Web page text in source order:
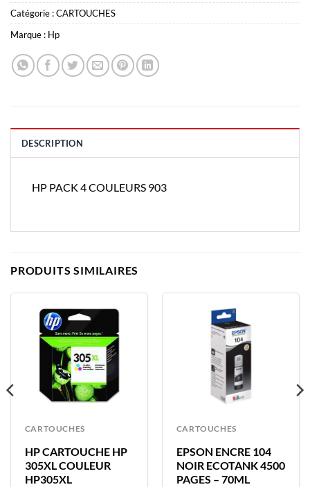
Catégorie :CARTOUCHES
Marque : Hp
DESCRIPTION
HP PACK 4 COULEURS 903
PRODUITS SIMILAIRES
CARTOUCHES
HP CARTOUCHE HP
305XL COULEUR
HP305XL
CARTOUCHES
EPSON ENCRE 104
NOIR ECOTANK 4500
PAGES – 70ML